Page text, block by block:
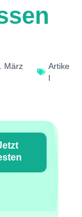
März
Artike
l